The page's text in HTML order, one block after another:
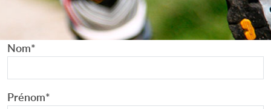
Nom*
Prénom*